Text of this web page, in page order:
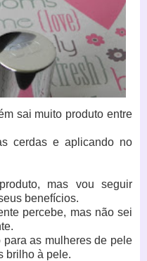
sai muito produto entre
cerdas e aplicando no
mas vou seguir
benefícios.
percebe, mas não sei
as mulheres de pele
brilho à pele.